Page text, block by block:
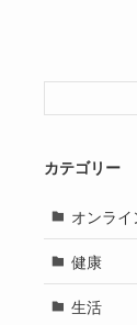
カテゴリー
オンラ
健康
生活